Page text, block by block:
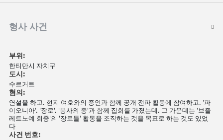
형사 사건
부위:
한티만시 자치구
도시:
수르거트
혐의:
연설을 하고, 현지 여호와의 증인과 함께 공개 전파 활동에 참여하고, '파
이오니아', '장로', '봉사의 종'과 함께 집회를 가졌는데, 그 가운데는 '브즐
레트노예 회중'의 '장로들' 활동을 조직하는 것을 목표로 하는 것도 있었
다
사건 번호: